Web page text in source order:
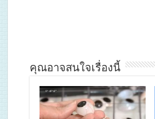
คุณอาจสนใจเรื่องนี้